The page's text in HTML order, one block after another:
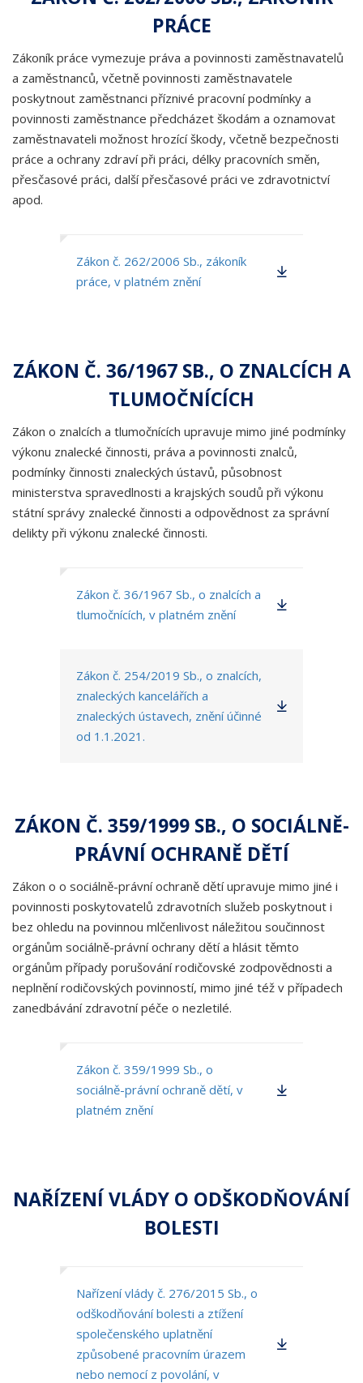
PRÁCE
Zákoník práce vymezuje práva a povinnosti zaměstnavatelů
a zaměstnanců, včetně povinnosti zaměstnavatele
poskytnout zaměstnanci příznivé pracovní podmínky a
povinnosti zaměstnance předcházet škodám a oznamovat
zaměstnavateli možnost hrozící škody, včetně bezpečnosti
práce a ochrany zdraví při práci, délky pracovních směn,
přesčasové práci, další přesčasové práci ve zdravotnictví
apod.
Zákon č. 262/2006 Sb., zákoník
práce, v platném znění
ZÁKON Č. 36/1967 SB., O ZNALCÍCH A
TLUMOČNÍCÍCH
Zákon o znalcích a tlumočnících upravuje mimo jiné podmínky
výkonu znalecké činnosti, práva a povinnosti znalců,
podmínky činnosti znaleckých ústavů, působnost
ministerstva spravedlnosti a krajských soudů při výkonu
státní správy znalecké činnosti a odpovědnost za správní
delikty při výkonu znalecké činnosti.
Zákon č. 36/1967 Sb., o znalcích a
tlumočnících, v platném znění
Zákon č. 254/2019 Sb., o znalcích,
znaleckých kancelářích a
znaleckých ústavech, znění účinné
od 1.1.2021.
ZÁKON Č. 359/1999 SB., O SOCIÁLNĚ-
PRÁVNÍ OCHRANĚ DĚTÍ
Zákon o o sociálně-právní ochraně dětí upravuje mimo jiné i
povinnosti poskytovatelů zdravotních služeb poskytnout i
bez ohledu na povinnou mlčenlivost náležitou součinnost
orgánům sociálně-právní ochrany dětí a hlásit těmto
orgánům případy porušování rodičovské zodpovědnosti a
neplnění rodičovských povinností, mimo jiné též v případech
zanedbávání zdravotní péče o nezletilé.
Zákon č. 359/1999 Sb., o
sociálně-právní ochraně dětí, v
platném znění
NAŘÍZENÍ VLÁDY O ODŠKODŇOVÁNÍ
BOLESTI
Nařízení vlády č. 276/2015 Sb., o
odškodňování bolesti a ztížení
společenského uplatnění
způsobené pracovním úrazem
nebo nemocí z povolání, v